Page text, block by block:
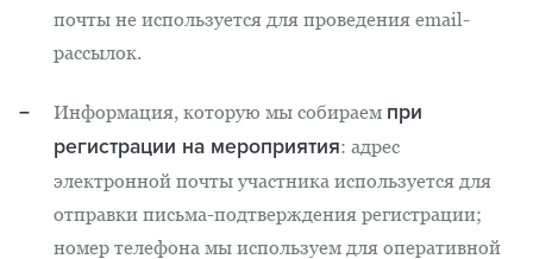
почты не используется для проведения email-
рассылок.
Информация, которую мы собираем при
регистрации на мероприятия: адрес
электронной почты участника используется для
отправки письма-подтверждения регистрации;
номер телефона мы используем для оперативной